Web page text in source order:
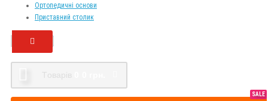
Ортопедичні основи
Приставний столик
Tоварів
SALE